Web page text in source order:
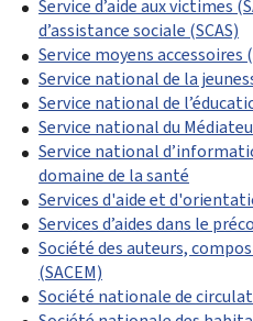
Service d’aide aux victimes
d’assistance sociale (SCAS)
Service moyens accessoires
Service national de la
Service national de
Service national du
Service national
domaine de la santé
Services d'aide et
Services d’aides dans le
Société des auteurs,
(SACEM)
Société nationale de